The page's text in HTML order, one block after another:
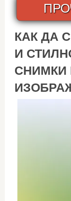
КАК ДА
И
СНИМКИ